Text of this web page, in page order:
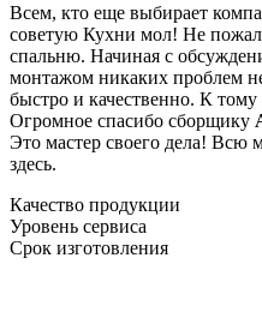
Всем, кто еще выбирает
советую Кухни мол! Не
спальню. Начиная с
монтажом никаких проблем
быстро и качественно. К
Огромное спасибо сборщику
Это мастер своего дела! Всю
здесь.
Качество продукции
Уровень сервиса
Срок изготовления